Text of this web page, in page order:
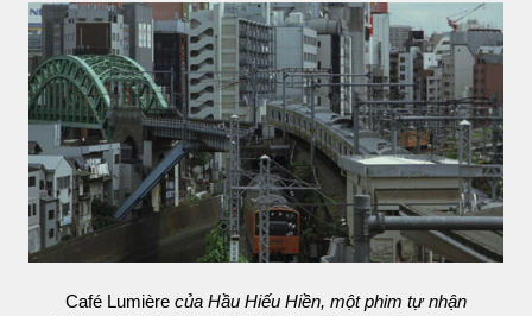
Café Lumière của Hầu Hiếu Hiền, một phim tự nhận